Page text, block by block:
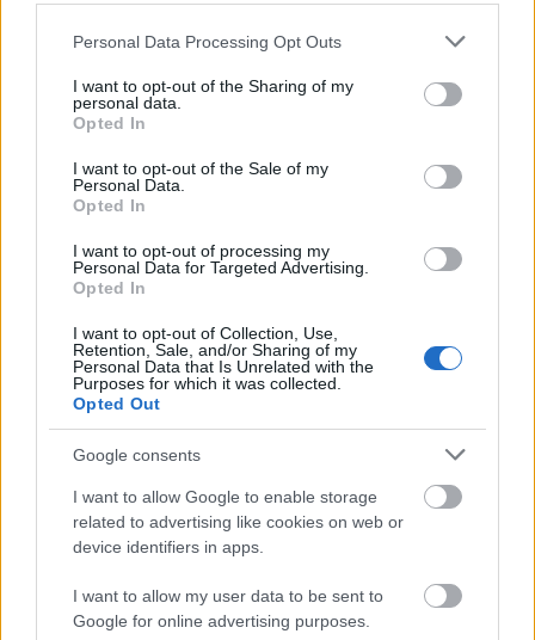
Please note that this website/app uses one or more Google
not limited to your visit or usage behaviour. You may click to
grant or deny consent to Google and its third-party tags to
use your data for below specified purposes in below Google
consent section.
Personal Data Processing Opt Outs
I want to opt-out of the Sharing of my
personal data.
Opted In
I want to opt-out of the Sale of my
Personal Data.
Opted In
I want to opt-out of processing my
Personal Data for Targeted Advertising.
Opted In
I want to opt-out of Collection, Use,
Retention, Sale, and/or Sharing of my
Personal Data that Is Unrelated with the
Purposes for which it was collected.
Opted Out
Google consents
I want to allow Google to enable storage
related to advertising like cookies on web or
device identifiers in apps.
I want to allow my user data to be sent to
Google for online advertising purposes.
különleges képessége van arra, hogy kínos
helyzeteken kapjon, ki kell találnod, mivel
Nyilas (11. 23-12. 21.)
Ha sikeres vagy munkád
egészségedet és lelki nyugalmadat, nem sok
örömet lelhetsz különleges tevékenységeidben.
Bak (12. 22-01. 20.)Még egy karrierista Bak is
szeretne anyává válni: ha úgy képzelted, találkozol
egy pasival, akitől gyerekeket akarsz, a sors talán
váratlanul összehoz az igazival.
Vízöntő (01. 21-02. 19.)
Megszerezhetsz egy olyan
munkát, melyre hirdetés alapján jelentkeztél, de
mivel neked is megvannak a hibáid, nehezen
boldogulsz a háztartással.
Halak (02. 20-03. 20.)Ha autóba ülsz, csapást
jelentesz a forgalomra, de elindíthatsz egy